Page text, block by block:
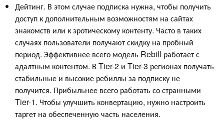
Дейтинг. В этом случае подписка нужна, чтобы получить
доступ к дополнительным возможностям на сайтах
знакомств или к эротическому контенту. Часто в таких
случаях пользователи получают скидку на пробный
период. Эффективнее всего модель Rebill работает с
адалтным контентом. В Tier-2 и Tier-3 регионах получать
стабильные и высокие ребиллы за подписку не
получится. Прибыльнее всего работать со странными
Tier-1. Чтобы улучшить конвертацию, нужно настроить
таргет на обеспеченную часть населения.